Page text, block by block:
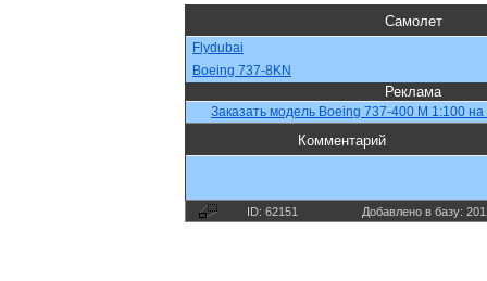
Самолет
Flydubai
Boeing 737-8KN
Реклама
Заказать модель Boeing 737-400 M 1:100
Комментарий
ID: 62151 Добавлено в базу: